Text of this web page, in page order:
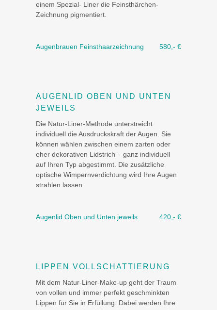
einem Spezial- Liner die Feinsthärchen-
Zeichnung pigmentiert.
Augenbrauen Feinsthaarzeichnung 580,- €
AUGENLID OBEN UND UNTEN
JEWEILS
Die Natur-Liner-Methode unterstreicht
individuell die Ausdruckskraft der Augen. Sie
können wählen zwischen einem zarten oder
eher dekorativen Lidstrich – ganz individuell
auf Ihren Typ abgestimmt. Die zusätzliche
optische Wimpernverdichtung wird Ihre Augen
strahlen lassen.
Augenlid Oben und Unten jeweils 420,- €
LIPPEN VOLLSCHATTIERUNG
Mit dem Natur-Liner-Make-up geht der Traum
von vollen und immer perfekt geschminkten
Lippen für Sie in Erfüllung. Dabei werden Ihre